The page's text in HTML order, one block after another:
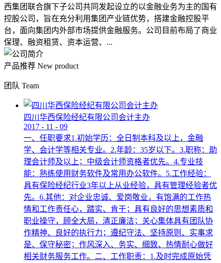
西集团联合旗下子公司共同发起设立的以金融业务为主的国有
控股公司，旨在充分利用集团产业链优势，搭建金融控股平
台，面向集团内外部市场提供金融服务。公司目前布局了商业
保理、融资租赁、资本运营、...
产品推荐 New product
团队 Team
四川华西保险经纪有限公司会计主办
2017 - 11 - 09
一、任职要求1.初始学历：全日制本科及以上，金融
学、会计学等相关专业。2.年龄：35岁以下。3.职称：助
理会计师及以上；中级会计师资格者优先。4.专业技
能：熟练使用财务软件及常用办公软件。5.工作经验：
具有保险经纪行业3年以上从业经验，具有管理经验者优
先。6.其他：对企业忠诚、爱岗敬业，有饱满的工作热
情和工作责任心，踏实、肯干；具有良好的思想素质和
职业操守，顾全大局，清正廉洁；关心集体具有团队协
作精神、良好的执行力；遵纪守法、坚持原则、实事求
是、保守秘密；作风深入、务实、细致、热情耐心做好
相关财务服务工作。二、工作职责：1.及时完成原始凭